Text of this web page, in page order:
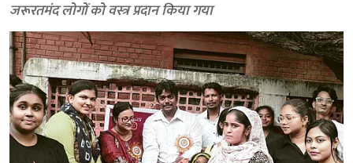
जरूरतमंद लोगों को वस्त्र प्रदान किया गया